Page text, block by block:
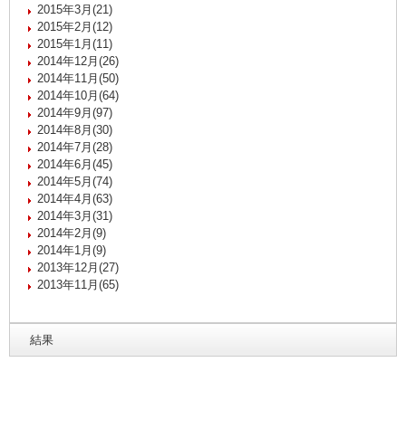
2015年3月(21)
2015年2月(12)
2015年1月(11)
2014年12月(26)
2014年11月(50)
2014年10月(64)
2014年9月(97)
2014年8月(30)
2014年7月(28)
2014年6月(45)
2014年5月(74)
2014年4月(63)
2014年3月(31)
2014年2月(9)
2014年1月(9)
2013年12月(27)
2013年11月(65)
結果